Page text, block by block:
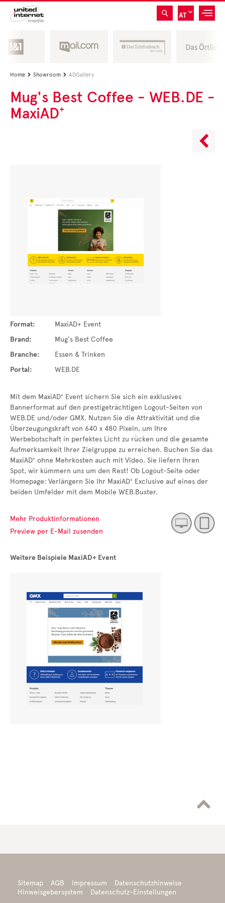
AT
Home  Showroom  ADGallery
Mug's Best Coffee - WEB.DE -
MaxiAD⁺

Format:
MaxiAD+ Event
Brand:
Mug's Best Coffee
Branche:
Essen & Trinken
Portal:
WEB.DE
Mit dem MaxiAD⁺ Event sichern Sie sich ein exklusives
Bannerformat auf den prestigeträchtigen Logout-Seiten von
WEB.DE und/oder GMX. Nutzen Sie die Attraktivität und die
Überzeugungskraft von 640 x 480 Pixeln, um Ihre
Werbebotschaft in perfektes Licht zu rücken und die gesamte
Aufmerksamkeit Ihrer Zielgruppe zu erreichen. Buchen Sie das
MaxiAD⁺ ohne Mehrkosten auch mit Video. Sie liefern Ihren
Spot, wir kümmern uns um den Rest! Ob Logout-Seite oder
Homepage: Verlängern Sie Ihr MaxiAD⁺ Exclusive auf eines der
beiden Umfelder mit dem Mobile WEB.Buster.
Mehr Produktinformationen
Preview per E-Mail zusenden
Weitere Beispiele MaxiAD+ Event

Sitemap AGB Impressum
Datenschutzhinweise
Hinweisgebersystem
Datenschutz-Einstellungen